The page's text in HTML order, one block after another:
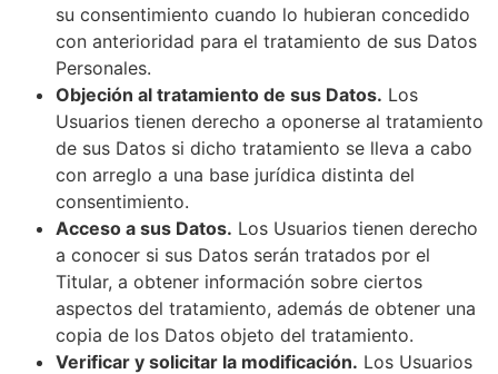
su consentimiento cuando lo hubieran concedido
con anterioridad para el tratamiento de sus Datos
Personales.
Objeción al tratamiento de sus Datos. Los
Usuarios tienen derecho a oponerse al tratamiento
de sus Datos si dicho tratamiento se lleva a cabo
con arreglo a una base jurídica distinta del
consentimiento.
Acceso a sus Datos. Los Usuarios tienen derecho
a conocer si sus Datos serán tratados por el
Titular, a obtener información sobre ciertos
aspectos del tratamiento, además de obtener una
copia de los Datos objeto del tratamiento.
Verificar y solicitar la modificación. Los Usuarios